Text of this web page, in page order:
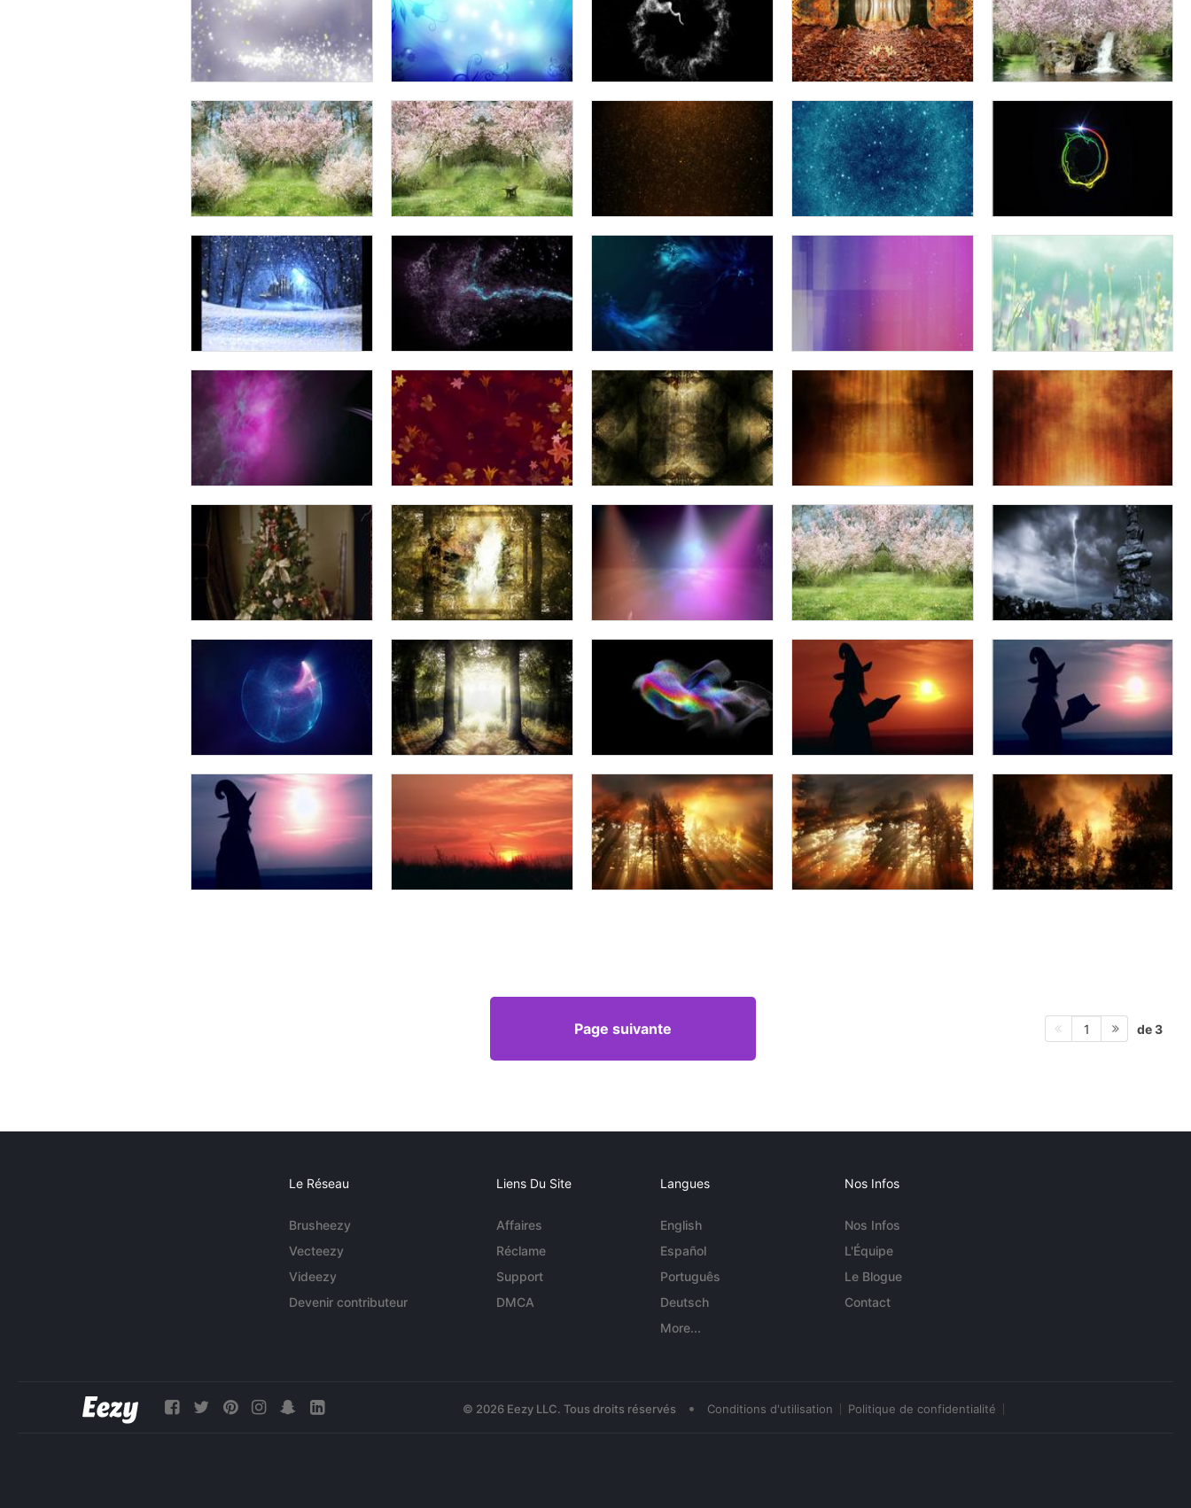
Page suivante 1 de 3
Le Réseau
Brusheezy
Vecteezy
Videezy
Devenir contributeur
Liens Du Site
Affaires
Réclame
Support
DMCA
Langues
English
Español
Português
Deutsch
More...
Nos Infos
Nos Infos
L'Équipe
Le Blogue
Contact
© 2026 Eezy LLC. Tous droits réservés • Conditions d'utilisation Politique de confidentialité